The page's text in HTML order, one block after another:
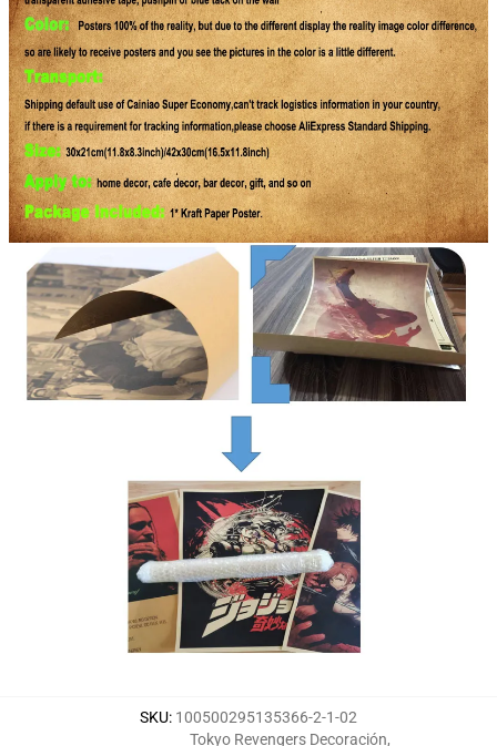
SKU: 100500295135366-2-1-02
Tokyo Revengers Decoración,